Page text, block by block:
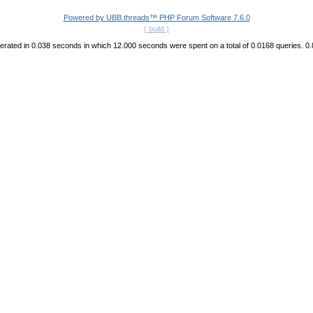
Powered by UBB.threads™ PHP Forum Software 7.6.0
( build )
in 0.038 seconds in which 12.000 seconds were spent on a total of 0.0168 queries.